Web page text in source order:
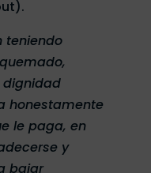
teniendo
dignidad
honestamente
le paga, en
y
bajar